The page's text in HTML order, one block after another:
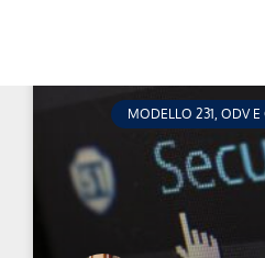
MODELLO 231, ODV